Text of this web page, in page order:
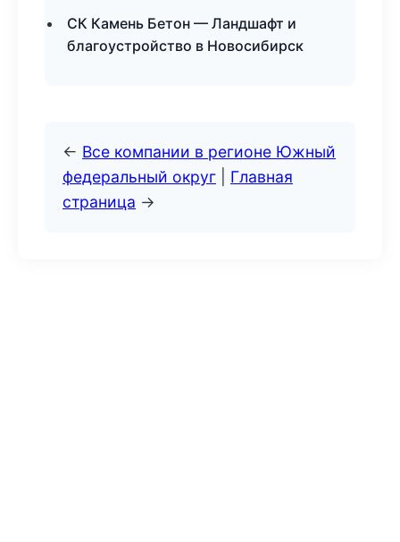
СК Камень Бетон — Ландшафт и
благоустройство в Новосибирск
← Все компании в регионе Южный
федеральный округ
Главная
страница →